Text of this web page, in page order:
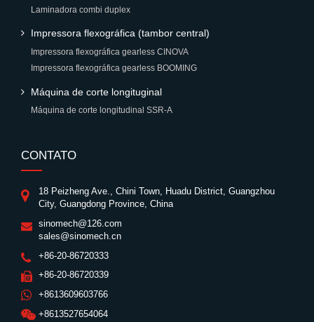
Laminadora combi duplex
Impressora flexográfica (tambor central)
Impressora flexográfica gearless CINOVA
Impressora flexográfica gearless BOOMING
Máquina de corte longituginal
Máquina de corte longitudinal SSR-A
CONTATO
18 Peizheng Ave., Chini Town, Huadu District, Guangzhou
City, Guangdong Province, China
sinomech@126.com
sales@sinomech.cn
+86-20-86720333
+86-20-86720339
+8613609603766
+8613527654064